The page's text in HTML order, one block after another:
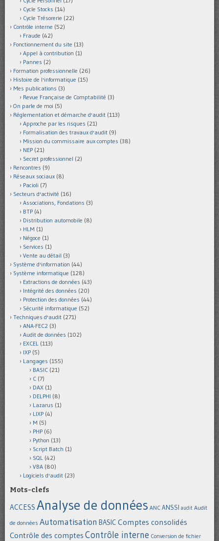
Cycle Stocks (14)
Cycle Trésorerie (22)
Contrôle interne (52)
Fraude (42)
Fonctionnement du site (13)
Appel à contribution (1)
Pannes (2)
Formation professionnelle (26)
Histoire de l'informatique (15)
Mes publications (3)
Revue Française de Comptabilité (3)
On parle de moi (5)
Réglementation et démarche d'audit (113)
Approche par les risques (21)
Formalisation des travaux d'audit (9)
Mission du commissaire aux comptes (38)
NEP (21)
Secret professionnel (2)
Rencontres (9)
Réseaux sociaux (8)
Pacioli (7)
Secteurs d'activité (16)
Associations, Fondations (3)
BTP (4)
Distribution automobile (8)
HLM (1)
Négoce (1)
Services (1)
Vente au détail (3)
Système d'information (44)
Système informatique (128)
Extractions de données (43)
Intégrité des données (20)
Protection des données (44)
Sécurité informatique (52)
Techniques d'audit (271)
ANA-FEC2 (3)
Audit de données (102)
EXCEL (113)
IXP (5)
Langages (155)
BASIC (21)
C (7)
DAX (1)
DELPHI (8)
Lazarus (1)
LIXP (4)
M (5)
PHP (6)
Python (13)
Script Batch (1)
SQL (42)
VBA (80)
Logiciels d'audit (23)
Mots-clefs
ACCESS Analyse de données ANC ANSSI audit Audit
de données Automatisation BASIC Comptes consolidés
Contrôle des comptes Contrôle interne Conversion de fichier